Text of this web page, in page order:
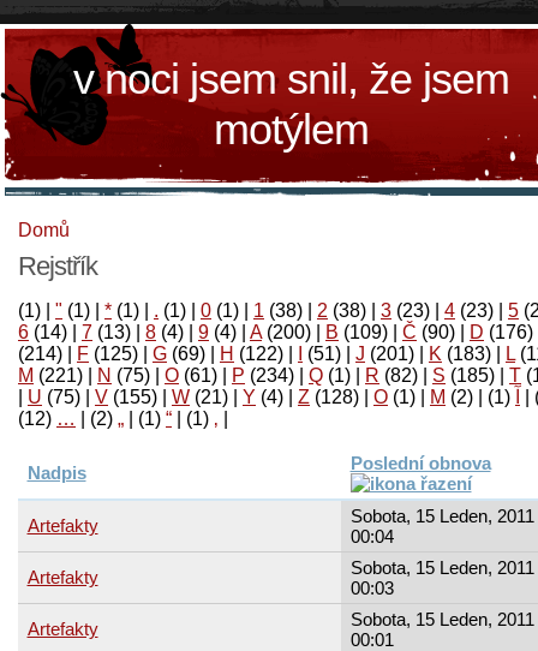
v noci jsem snil, že jsem
motýlem
Domů
Rejstřík
(1) " (1) * (1) . (1) 0 (1) 1 (38) 2 (38) 3 (23) 4 (23) 5
6 (14) 7 (13) 8 (4) 9 (4) A(200) B (109) Č (90) D (176)
(214)
F (125) G (69) H (122) (51) J (201) K (183) L
M (221) N (75) O (61) P (234) Q (1) R (82) S (185) T
U (75) V (155) W (21) Y (4) Z (128) Ο (1) М (2)
(1)
‚
(1)
“
(1)
„
(2)
…
(12)
Nadpis Poslední obnova
Artefakty
Sobota, 15 Leden, 2011
00:04
Artefakty
Sobota, 15 Leden, 2011
00:03
Artefakty
Sobota, 15 Leden, 2011
00:01